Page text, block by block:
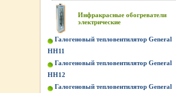
Инфракрасные обогреватели
электрические
Галогеновый тепловентилятор General
HH11
Галогеновый тепловентилятор General
HH12
Галогеновый тепловентилятор General